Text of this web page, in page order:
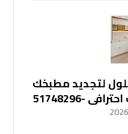
لتجديد مطبخك
-51748296